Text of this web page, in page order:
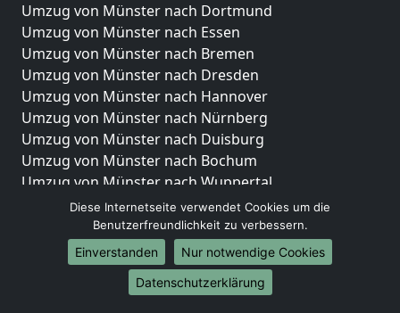
Umzug von Münster nach Dortmund
Umzug von Münster nach Essen
Umzug von Münster nach Bremen
Umzug von Münster nach Dresden
Umzug von Münster nach Hannover
Umzug von Münster nach Nürnberg
Umzug von Münster nach Duisburg
Umzug von Münster nach Bochum
Umzug von Münster nach Wuppertal
Umzug von Münster nach Bielefeld
Umzug von Münster nach Bonn
Umzug von Münster nach Münster
Internationale-Umzüge
Diese Internetseite verwendet Cookies um die
Benutzerfreundlichkeit zu verbessern.
Einverstanden
Nur notwendige Cookies
Datenschutzerklärung